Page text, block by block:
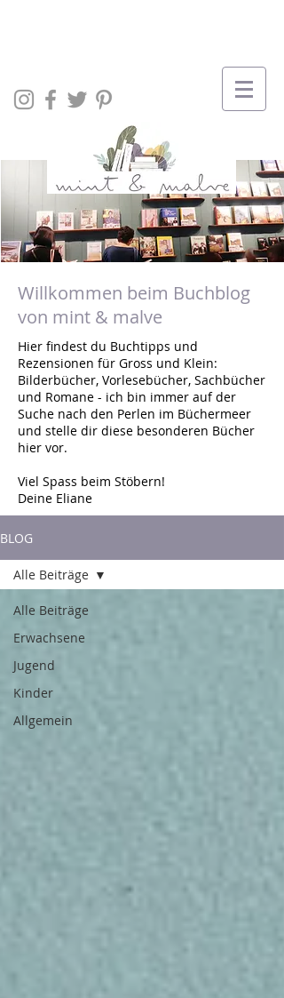
Willkommen beim Buchblog
von mint & malve
Hier findest du Buchtipps und
Rezensionen für Gross und Klein:
Bilderbücher, Vorlesebücher, Sachbücher
und Romane - ich bin immer auf der
Suche nach den Perlen im Büchermeer
und stelle dir diese besonderen Bücher
hier vor.
Viel Spass beim Stöbern!
Deine Eliane
BLOG
Alle Beiträge
Erwachsene
Jugend
Kinder
Allgemein
Alle Beiträge